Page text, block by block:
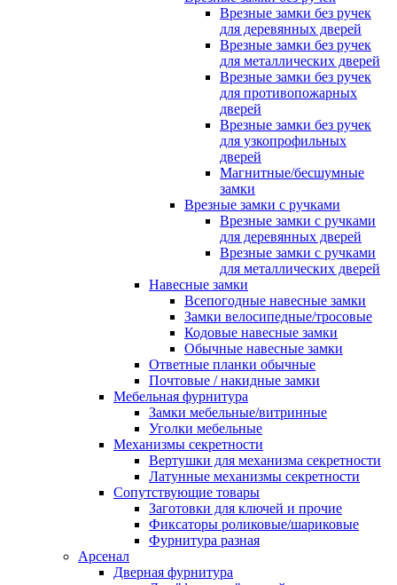
Врезные замки без ручек
для деревянных дверей
Врезные замки без ручек
для металлических дверей
Врезные замки без ручек
для противопожарных
дверей
Врезные замки без ручек
для узкопрофильных
дверей
Магнитные/бесшумные
замки
Врезные замки с ручками
Врезные замки с ручками
для деревянных дверей
Врезные замки с ручками
для металлических дверей
Навесные замки
Всепогодные навесные замки
Замки велосипедные/тросовые
Кодовые навесные замки
Обычные навесные замки
Ответные планки обычные
Почтовые / накидные замки
Мебельная фурнитура
Замки мебельные/витринные
Уголки мебельные
Механизмы секретности
Вертушки для механизма секретности
Латунные механизмы секретности
Сопутствующие товары
Заготовки для ключей и прочие
Фиксаторы роликовые/шариковые
Фурнитура разная
Арсенал
Дверная фурнитура